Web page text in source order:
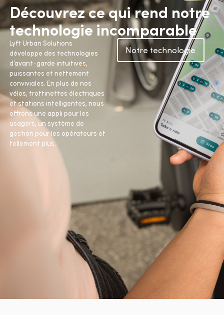
Découvrez ce qui rend notre
technologie incomparable
Lyft Urban Solutions
développe des technologies
d’avant-garde intuitives,
puissantes et nettement
conviviales. En plus de nos
vélos, trottinettes électriques
et stations intelligentes, nous
offrons une appli pour les
usagers, un système de
gestion pour les opérateurs et
tellement plus.
Notre technologie